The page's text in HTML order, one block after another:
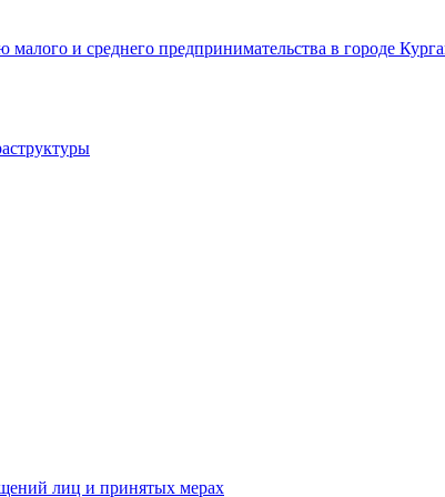
и среднего предпринимательства в городе
лиц и принятых мерах